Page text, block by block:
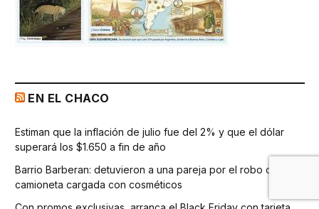
EN EL CHACO
Estiman que la inflación de julio fue del 2% y que el dólar
superará los $1.650 a fin de año
Barrio Barberan: detuvieron a una pareja por el robo de una
camioneta cargada con cosméticos